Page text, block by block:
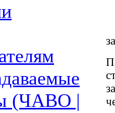
(ЧАВО |